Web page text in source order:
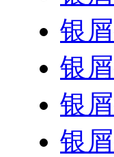
银
银
银
银